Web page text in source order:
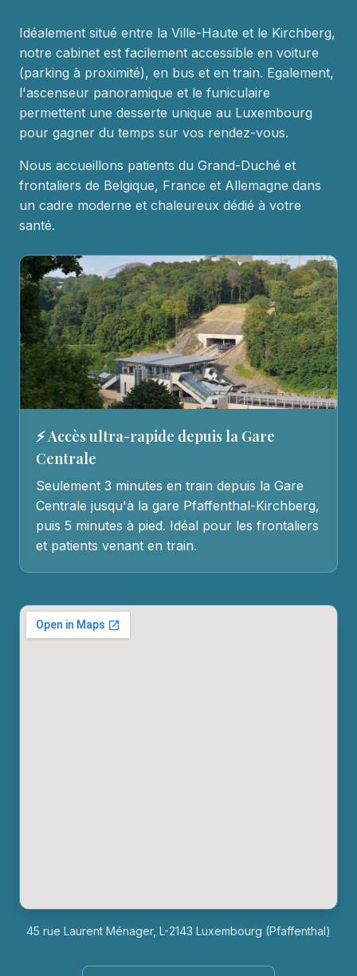
Idéalement situé entre la Ville-Haute et le Kirchberg,
notre cabinet est facilement accessible en voiture
(parking à proximité), en bus et en train. Egalement,
l'ascenseur panoramique et le funiculaire
permettent une desserte unique au Luxembourg
pour gagner du temps sur vos rendez-vous.
Nous accueillons patients du Grand-Duché et
frontaliers de Belgique, France et Allemagne dans
un cadre moderne et chaleureux dédié à votre
santé.
⚡ Accès ultra-rapide depuis la Gare
Centrale
Seulement 3 minutes en train depuis la Gare
Centrale jusqu'à la gare Pfaffenthal-Kirchberg,
puis 5 minutes à pied. Idéal pour les frontaliers
et patients venant en train.
45 rue Laurent Ménager, L-2143 Luxembourg (Pfaffenthal)